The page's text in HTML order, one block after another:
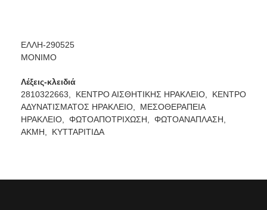
ΕΛΛΗ-290525
ΜΟΝΙΜΟ
Λέξεις-κλειδιά
2810322663,
ΚΕΝΤΡΟ ΑΙΣΘΗΤΙΚΗΣ ΗΡΑΚΛΕΙΟ,
ΚΕΝΤΡΟ
ΑΔΥΝΑΤΙΣΜΑΤΟΣ ΗΡΑΚΛΕΙΟ,
ΜΕΣΟΘΕΡΑΠΕΙΑ
ΗΡΑΚΛΕΙΟ,
ΦΩΤΟΑΠΟΤΡΙΧΩΣΗ,
ΦΩΤΟΑΝΑΠΛΑΣΗ,
ΑΚΜΗ,
ΚΥΤΤΑΡΙΤΙΔΑ